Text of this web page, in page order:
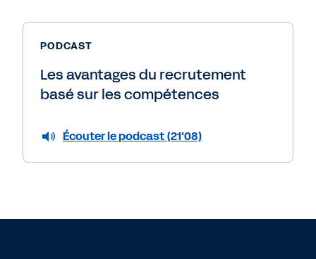
PODCAST
Les avantages du recrutement
basé sur les compétences
Écouter le podcast (21'08)